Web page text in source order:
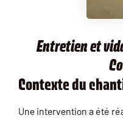
​​Entretien et
Contexte du
Une intervention a été